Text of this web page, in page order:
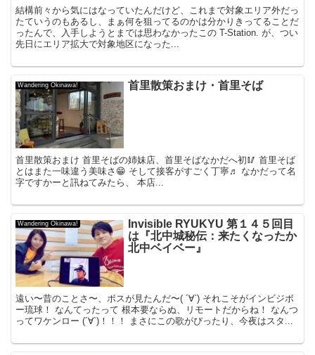
結構前々から気にはなっていたんだけど、これまで対象エリア外だっ
たていうのもあるし、まぁ何を狙ってるのかは分かりきってることだ
ったんで、入手しようとまでは思わなかったこの T-Station. が、つい
先日にエリア拡大で対象地区になった...
Wandering Okinawa! 首里散策おまけ・首里そば
首里散策おまけ 首里そばの姉妹店、首里そばなかだへ初🥢 首里そば
とはまた一味違う美味さ😁 そして接客がすごく丁寧♬ なかだって名
字ですかーと訊ねてみたら、 本店...
Wandering Okinawa!
Invisible RYUKYU 第１４５回目
は『北中城秘伝：来たくなったか
北中ベイベー』
遠い〜昔のことさ〜、ボスが見たんだ〜( ´∀`) それこそがインビジボ
ー琉球！ なんてったって 根本要ならぬ、リモートだからね！ なんつ
ってワケンロー (´∀`)！！！ まさにこの歌がぴったり、今夜はスタ...